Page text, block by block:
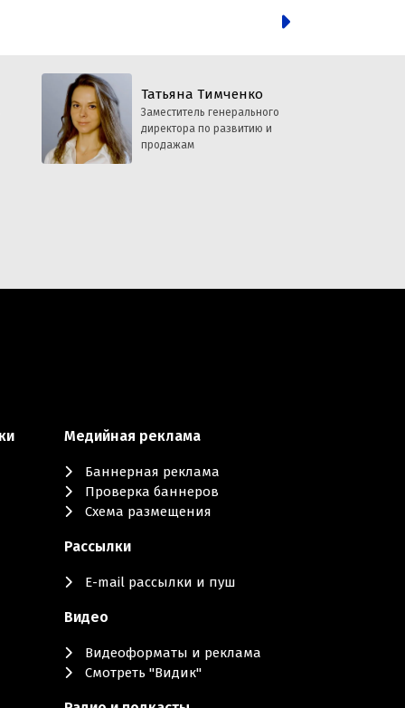
Татьяна Тимченко
Заместитель генерального
директора по развитию и
продажам
Медийная реклама
Баннерная реклама
Проверка баннеров
Схема размещения
Рассылки
E-mail рассылки и пуш
Видео
Видеоформаты и реклама
Смотреть "Видик"